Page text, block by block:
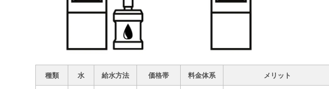
種類 水 給水方法 価格帯 料金体系 メリット